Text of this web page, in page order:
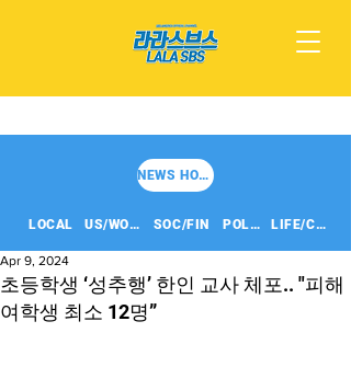
NEWS HOME
LOCAL US/WORLD SOC/FIN POLITICS LIFE/CULT
초등학생 ‘성추행’ 한인 교사 체포.. "피해
여학생 최소 12명”
Apr 9, 2024